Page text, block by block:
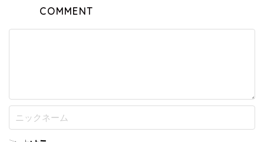
COMMENT